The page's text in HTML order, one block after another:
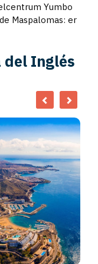
Yumbo
Maspalomas: er
del Inglés